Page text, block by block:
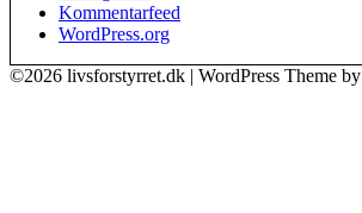
Kommentarfeed
WordPress.org
©2026 livsforstyrret.dk | WordPress Theme by